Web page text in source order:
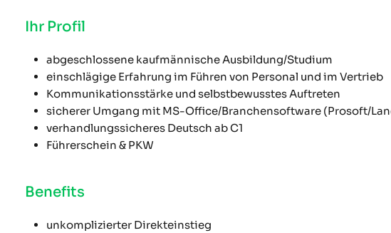
Ihr Profil
abgeschlossene kaufmännische Ausbildung/Studium
einschlägige Erfahrung im Führen von Personal und im Vertrieb
Kommunikationsstärke und selbstbewusstes Auftreten
sicherer Umgang mit MS-Office/Branchensoftware (Prosoft/
verhandlungssicheres Deutsch ab C1
Führerschein & PKW
Benefits
unkomplizierter Direkteinstieg